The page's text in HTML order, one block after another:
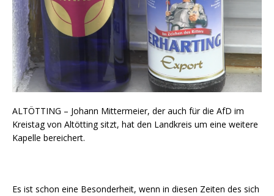
ALTÖTTING – Johann Mittermeier, der auch für die AfD im
Kreistag von Altötting sitzt, hat den Landkreis um eine weitere
Kapelle bereichert.
Es ist schon eine Besonderheit, wenn in diesen Zeiten des sich